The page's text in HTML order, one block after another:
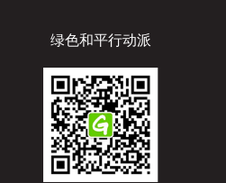
绿色和平行动派